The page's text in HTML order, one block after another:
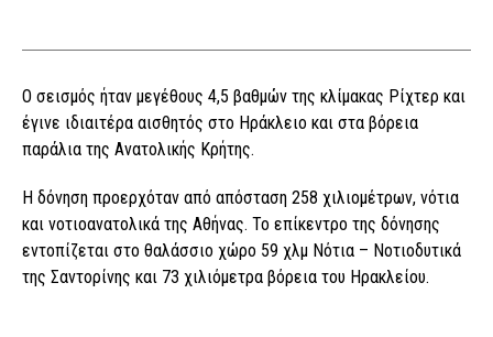
Ο σεισμός ήταν μεγέθους 4,5 βαθμών της κλίμακας Ρίχτερ και
έγινε ιδιαιτέρα αισθητός στο Ηράκλειο και στα βόρεια
παράλια της Ανατολικής Κρήτης.
Η δόνηση προερχόταν από απόσταση 258 χιλιομέτρων, νότια
και νοτιοανατολικά της Αθήνας. Το επίκεντρο της δόνησης
εντοπίζεται στο θαλάσσιο χώρο 59 χλμ Νότια – Νοτιοδυτικά
της Σαντορίνης και 73 χιλιόμετρα βόρεια του Ηρακλείου.